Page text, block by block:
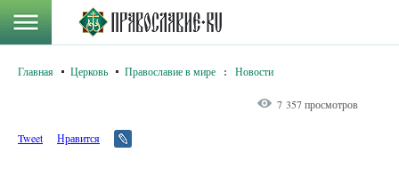
Главная Церковь Православие в мире : Новости
7 357 просмотров
Tweet Нравится